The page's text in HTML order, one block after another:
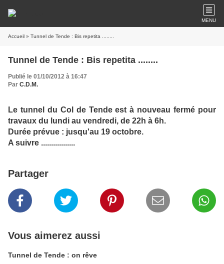
MENU
Accueil » Tunnel de Tende : Bis repetita ........
Tunnel de Tende : Bis repetita ........
Publié le 01/10/2012 à 16:47
Par C.D.M.
Le tunnel du Col de Tende est à nouveau fermé pour
travaux du lundi au vendredi, de 22h à 6h.
Durée prévue : jusqu'au 19 octobre.
A suivre .................
Partager
Vous aimerez aussi
Tunnel de Tende : on rêve